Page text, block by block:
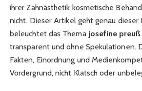
ihrer Zahnästhetik kosmetische
nicht. Dieser Artikel geht genau dieser
beleuchtet das Thema josefine preuß
transparent und ohne Spekulationen.
Fakten, Einordnung und
Vordergrund, nicht Klatsch oder